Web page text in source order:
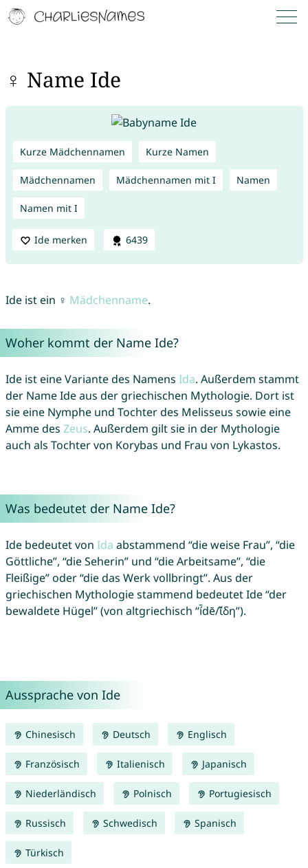
♀ Name Ide
Kurze Mädchennamen Kurze Namen
Mädchennamen Mädchennamen mit I Namen
Namen mit I
Ide merken 6439
Ide ist ein ♀ Mädchenname.
Woher kommt der Name Ide?
Ide ist eine Variante des Namens Ida. Außerdem stammt
der Name Ide aus der griechischen Mythologie. Dort ist
sie eine Nymphe und Tochter des Melisseus sowie eine
Amme des Zeus. Außerdem gilt sie in der Mythologie
auch als Tochter von Korybas und Frau von Lykastos.
Was bedeutet der Name Ide?
Ide bedeutet von Ida abstammend “die weise Frau”, “die
Göttliche”, “die Seherin” und “die Arbeitsame”, “die
Fleißige” oder “die das Werk vollbringt”. Aus der
griechischen Mythologie stammend bedeutet Ide “der
bewaldete Hügel” (von altgriechisch “í̄dē/ἴ̄δη”).
Aussprache von Ide
Chinesisch Deutsch Englisch
Französisch Italienisch Japanisch
Niederländisch Polnisch Portugiesisch
Russisch Schwedisch Spanisch
Türkisch